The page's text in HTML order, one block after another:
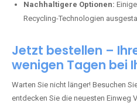
Nachhaltigere Optionen:
Recycling-Technologien
Jetzt bestellen –
wenigen Tagen bei
Warten Sie nicht länger! Besuchen
entdecken Sie die neuesten Einweg